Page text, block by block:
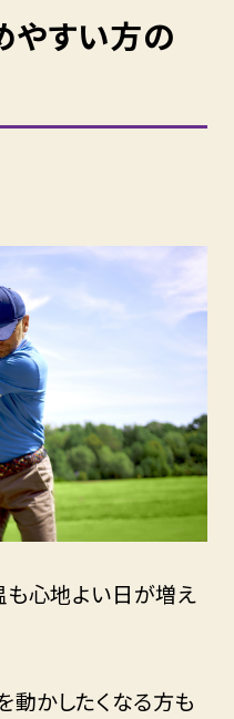
やすい方の
も心地よい日が増え
動かしたくなる方も